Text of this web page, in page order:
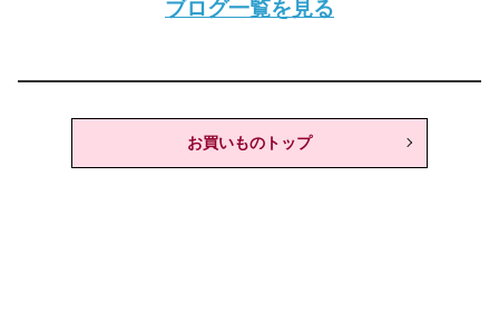
ブログ一覧を見る
お買いものトップ